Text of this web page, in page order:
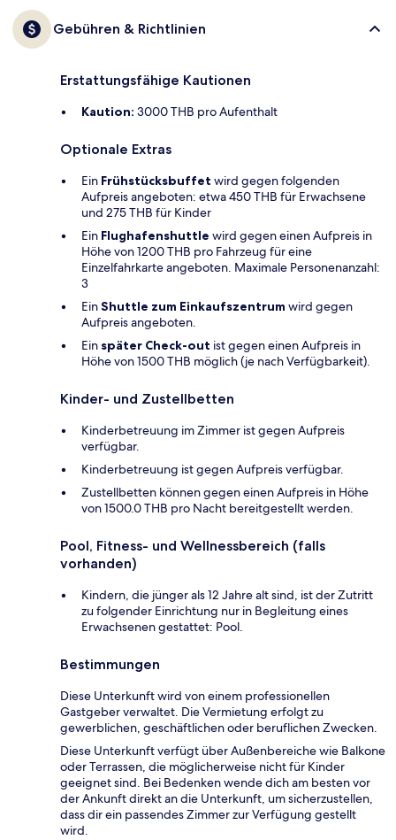
Gebühren & Richtlinien
Erstattungsfähige Kautionen
Kaution: 3000 THB pro Aufenthalt
Optionale Extras
Ein Frühstücksbuffet wird gegen folgenden
Aufpreis angeboten: etwa 450 THB für Erwachsene
und 275 THB für Kinder
Ein Flughafenshuttle wird gegen einen Aufpreis in
Höhe von 1200 THB pro Fahrzeug für eine
Einzelfahrkarte angeboten. Maximale Personenanzahl:
3
EinShuttle zum Einkaufszentrum wird gegen
Aufpreis angeboten.
Ein später Check-out ist gegen einen Aufpreis in
Höhe von 1500 THB möglich (je nach Verfügbarkeit).
Kinder- und Zustellbetten
Kinderbetreuung im Zimmer ist gegen Aufpreis
verfügbar.
Kinderbetreuung ist gegen Aufpreis verfügbar.
Zustellbetten können gegen einen Aufpreis in Höhe
von 1500.0 THB pro Nacht bereitgestellt werden.
Pool, Fitness- und Wellnessbereich (falls
vorhanden)
Kindern, die jünger als 12 Jahre alt sind, ist der Zutritt
zu folgender Einrichtung nur in Begleitung eines
Erwachsenen gestattet: Pool.
Bestimmungen
Diese Unterkunft wird von einem professionellen
Gastgeber verwaltet. Die Vermietung erfolgt zu
gewerblichen, geschäftlichen oder beruflichen Zwecken.
Diese Unterkunft verfügt über Außenbereiche wie Balkone
oder Terrassen, die möglicherweise nicht für Kinder
geeignet sind. Bei Bedenken wende dich am besten vor
der Ankunft direkt an die Unterkunft, um sicherzustellen,
dass dir ein passendes Zimmer zur Verfügung gestellt
wird.